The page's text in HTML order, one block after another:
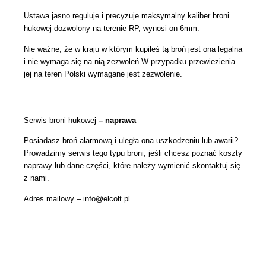
Ustawa jasno reguluje i precyzuje maksymalny kaliber broni
hukowej dozwolony na terenie RP, wynosi on 6mm.
Nie ważne, że w kraju w którym kupiłeś tą broń jest ona legalna
i nie wymaga się na nią zezwoleń.W przypadku przewiezienia
jej na teren Polski wymagane jest zezwolenie.
Serwis broni hukowej – naprawa
Posiadasz broń alarmową i uległa ona uszkodzeniu lub awarii?
Prowadzimy serwis tego typu broni, jeśli chcesz poznać koszty
naprawy lub dane części, które należy wymienić skontaktuj się
z nami.
Adres mailowy – info@elcolt.pl